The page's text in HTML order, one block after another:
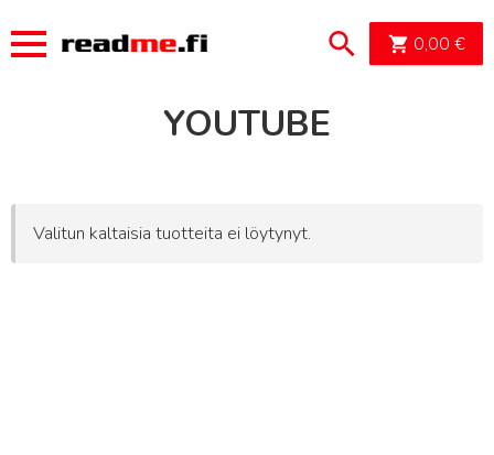
0,00 €
YOUTUBE
Valitun kaltaisia tuotteita ei löytynyt.